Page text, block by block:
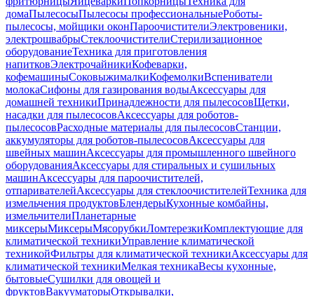
домаПылесосыПылесосы профессиональныеРоботы-
пылесосы, мойщики оконПароочистителиЭлектровеники,
электрошвабрыСтеклоочистителиСтерилизационное
оборудованиеТехника для приготовления
напитковЭлектрочайникиКофеварки,
кофемашиныСоковыжималкиКофемолкиВспениватели
молокаСифоны для газирования водыАксессуары для
домашней техникиПринадлежности для пылесосовЩетки,
насадки для пылесосовАксессуары для роботов-
пылесосовРасходные материалы для пылесосовСтанции,
аккумуляторы для роботов-пылесосовАксессуары для
швейных машинАксессуары для промышленного швейного
оборудованияАксессуары для стиральных и сушильных
машинАксессуары для пароочистителей,
отпаривателейАксессуары для стеклоочистителейТехника для
измельчения продуктовБлендерыКухонные комбайны,
измельчителиПланетарные
миксерыМиксерыМясорубкиЛомтерезкиКомплектующие для
климатической техникиУправление климатической
техникойФильтры для климатической техникиАксессуары для
климатической техникиМелкая техникаВесы кухонные,
бытовыеСушилки для овощей и
фруктовВакууматорыОткрывалки,